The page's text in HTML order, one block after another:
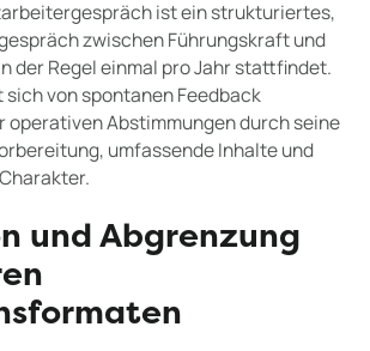
ist ein strukturiertes,
zwischen Führungskraft und
der Regel einmal pro Jahr stattfindet.
von spontanen Feedback
operativen Abstimmungen durch seine
umfassende Inhalte und
und Abgrenzung